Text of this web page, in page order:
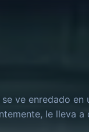
ve enredado
le lleva